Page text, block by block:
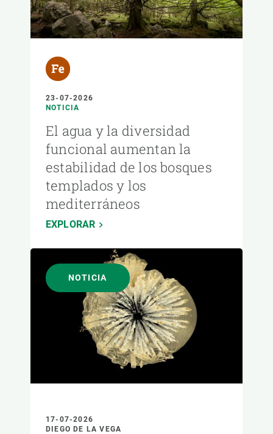
23-07-2026
NOTICIA
El agua y la diversidad
funcional aumentan la
estabilidad de los bosques
templados y los
mediterráneos
EXPLORAR
NOTICIA
17-07-2026
DIEGO DE LA VEGA